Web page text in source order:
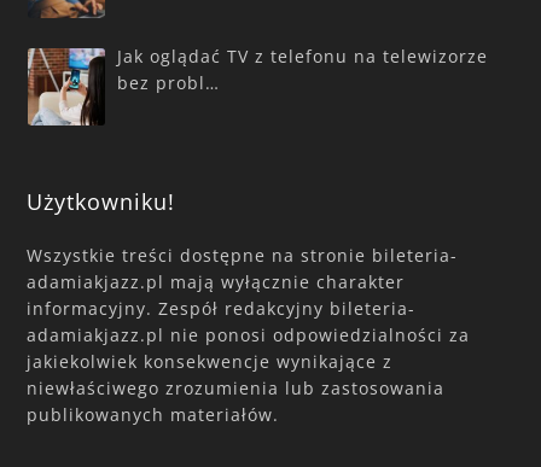
Jak oglądać TV z telefonu na telewizorze
bez probl…
Użytkowniku!
Wszystkie treści dostępne na stronie bileteria-
adamiakjazz.pl mają wyłącznie charakter
informacyjny. Zespół redakcyjny bileteria-
adamiakjazz.pl nie ponosi odpowiedzialności za
jakiekolwiek konsekwencje wynikające z
niewłaściwego zrozumienia lub zastosowania
publikowanych materiałów.